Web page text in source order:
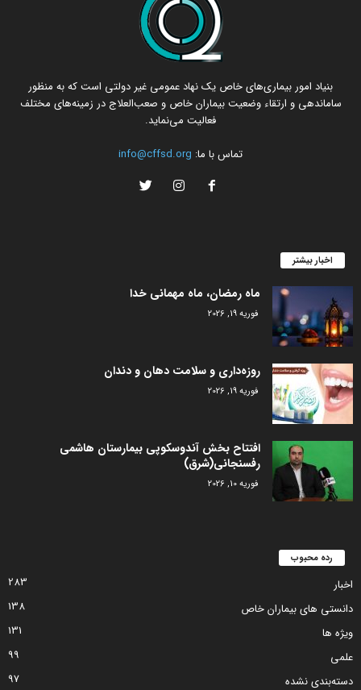
بنیاد امور بیماری‌های خاص یک نهاد عمومی غیر دولتی است که به منظور
ساماندهی و ارتقاء وضعیت بیماران خاص و صعب‌العلاج در زمینه‌های مختلف
فعالیت می‌نماید.
تماس با ما: info@cffsd.org
اخبار بیشتر
ماه رمضان، ماه مهمانی خدا
فوریه 19, 2026
روزه‌داری و سلامت دهان و دندان
فوریه 19, 2026
افتتاح بخش آندوسکوپی بیمارستان هاشمی
رفسنجانی(شرق)
فوریه 10, 2026
رده محبوب
اخبار
283
دانستی های بیماران خاص
138
ویژه ها
131
علمی
99
دسته‌بندی نشده
97